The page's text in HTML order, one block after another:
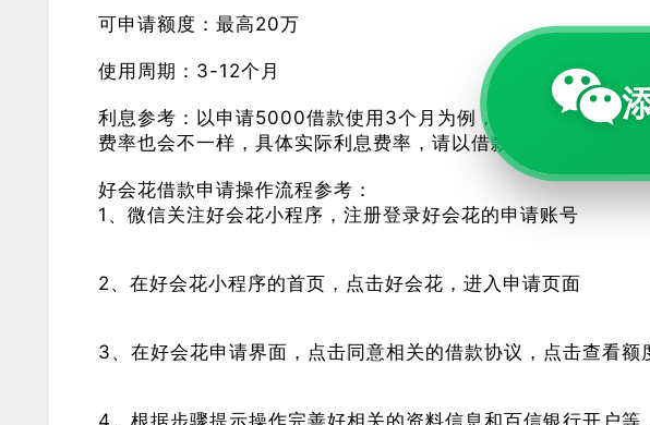
可申请额度：最高20万
使用周期：3-12个月
利息参考：以申请5000借款使用3个月为例，到期总还款金额
费率也会不一样，具体实际利息费率，请以借款的时候实际的利
好会花借款申请操作流程参考：
1、微信关注好会花小程序，注册登录好会花的申请账号
2、在好会花小程序的首页，点击好会花，进入申请页面
3、在好会花申请界面，点击同意相关的借款协议，点击查看额
4、根据步骤提示操作完善好相关的资料信息和百信银行开户等